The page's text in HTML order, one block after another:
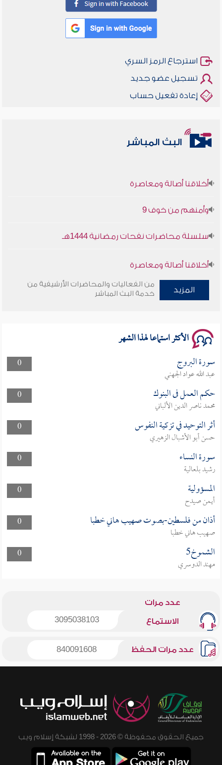
استرجاع الرمز السري
تسجيل عضو جديد
إعادة تفعيل حساب
البث المباشر
أخلاقنا أصالة ومعاصرة
وأمنهم من خوف 9
سلسلة محاضرات نفحات رمضانية 1444هـ
أخلاقنا أصالة ومعاصرة
وأمنهم من خوف 9
المزيد
من الفعاليات والمحاضرات الأرشيفية من
خدمة البث المباشر
الأكثر استماعا لهذا الشهر
0 سورة البروج
عبد الله عواد الجهني
0
حكم العمل فى البنوك
محمد ناصر الدين الألباني
0
أثر التوحيد في تزكية النفوس
حسن أبو الأشبال الزهيري
0
سورة النساء
رشيد بلعالية
0
المسؤولية
أيمن صيدح
0
أذان من فلسطين-بصوت صهيب هاني خطبا
صهيب هاني خطبا
0
الشموخ5
مهند الدوسري
عدد مرات
الاستماع 3095038103
عدد مرات الحفظ 840091608
جميع الحقوق محفوظة © 2026 - 1998 لشبكة إسلام ويب